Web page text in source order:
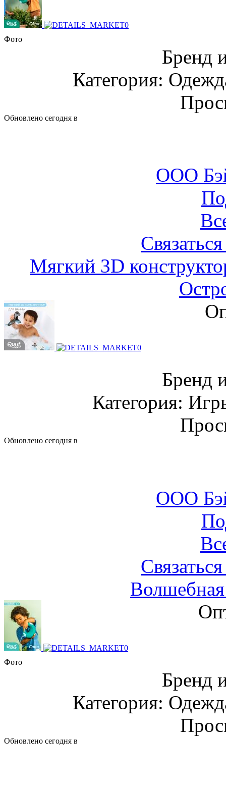
Фото
Бренд
Категория:
Обновлено сегодня в
ООО
Мягкий 3D
Бренд
Категория:
Обновлено сегодня в
ООО
Фото
Бренд
Категория:
Обновлено сегодня в